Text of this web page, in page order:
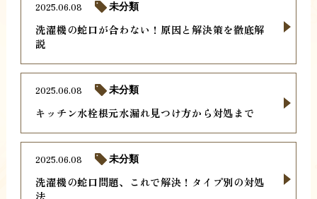
洗濯機の蛇口が合わない！原因と解決策を徹底解
説
2025.06.08 未分類
キッチン水栓根元水漏れ見つけ方から対処まで
2025.06.08 未分類
洗濯機の蛇口問題、これで解決！タイプ別の対処
法
2025.06.08 未分類